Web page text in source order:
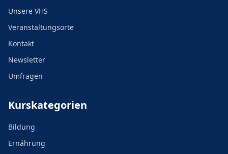
Unsere VHS
Veranstaltungsorte
Kontakt
Newsletter
Umfragen
Kurskategorien
Bildung
Ernährung